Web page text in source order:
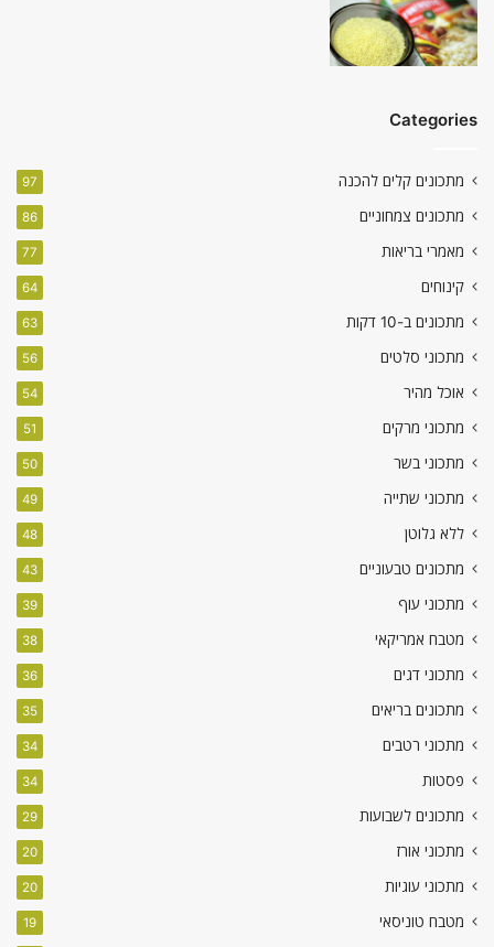
Categories
מתכונים קלים להכנה 97
מתכונים צמחוניים 86
מאמרי בריאות 77
קינוחים 64
מתכונים ב-10 דקות 63
מתכוני סלטים 56
אוכל מהיר 54
מתכוני מרקים 51
מתכוני בשר 50
מתכוני שתייה 49
ללא גלוטן 48
מתכונים טבעוניים 43
מתכוני עוף 39
מטבח אמריקאי 38
מתכוני דגים 36
מתכונים בריאים 35
מתכוני רטבים 34
פסטות 34
מתכונים לשבועות 29
מתכוני אורז 20
מתכוני עוגיות 20
מטבח טוניסאי 19